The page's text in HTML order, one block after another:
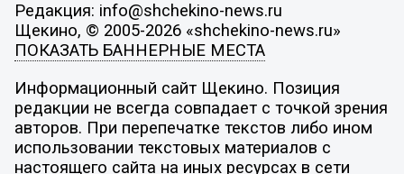
Редакция: info@shchekino-news.ru
Щекино, © 2005-2026 «shchekino-news.ru»
ПОКАЗАТЬ БАННЕРНЫЕ МЕСТА
Информационный сайт Щекино. Позиция
редакции не всегда совпадает с точкой зрения
авторов. При перепечатке текстов либо ином
использовании текстовых материалов с
настоящего сайта на иных ресурсах в сети